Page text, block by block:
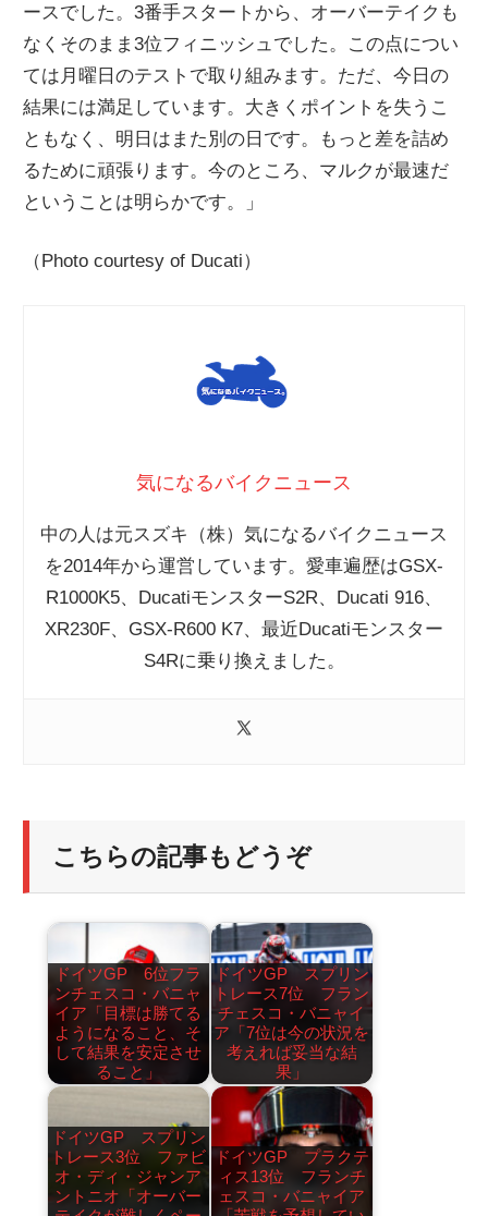
ースでした。3番手スタートから、オーバーテイクも
なくそのまま3位フィニッシュでした。この点につい
ては月曜日のテストで取り組みます。ただ、今日の
結果には満足しています。大きくポイントを失うこ
ともなく、明日はまた別の日です。もっと差を詰め
るために頑張ります。今のところ、マルクが最速だ
ということは明らかです。」
（Photo courtesy of Ducati）
気になるバイクニュース
中の人は元スズキ（株）気になるバイクニュース
を2014年から運営しています。愛車遍歴はGSX-
R1000K5、DucatiモンスターS2R、Ducati 916、
XR230F、GSX-R600 K7、最近Ducatiモンスター
S4Rに乗り換えました。
こちらの記事もどうぞ
ドイツGP 6位フラ
ンチェスコ・バニャ
イア「目標は勝てる
ようになること、そ
して結果を安定させ
ること」
ドイツGP スプリン
トレース7位 フラン
チェスコ・バニャイ
ア「7位は今の状況を
考えれば妥当な結
果」
ドイツGP スプリン
トレース3位 ファビ
オ・ディ・ジャンア
ントニオ「オーバー
ドイツGP プラクテ
ィス13位 フランチ
ェスコ・バニャイア